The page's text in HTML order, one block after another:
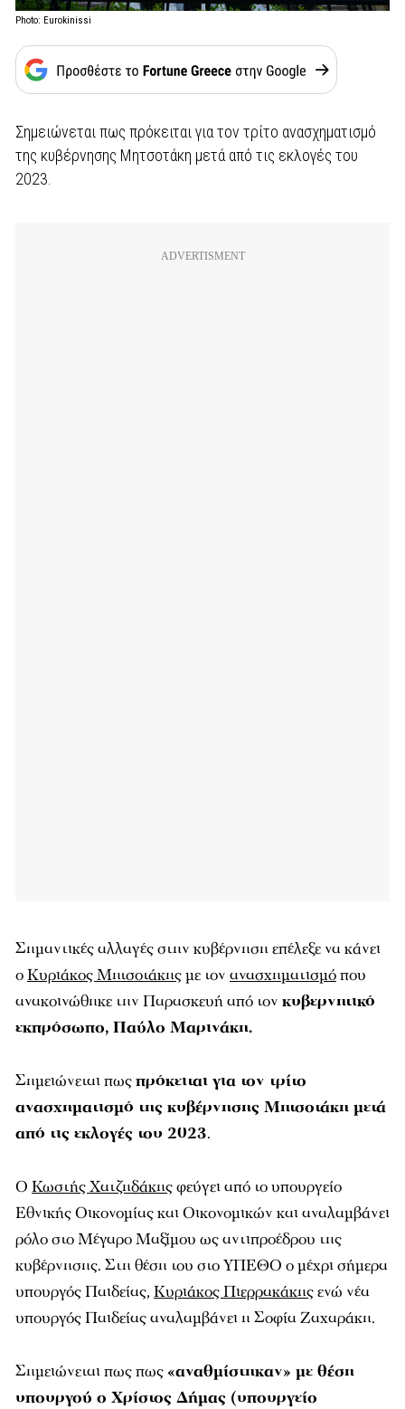
Photo: Eurokinissi
Σημειώνεται πως πρόκειται για τον τρίτο ανασχηματισμό
της κυβέρνησης Μητσοτάκη μετά από τις εκλογές του
2023.
Σημαντικές αλλαγές στην κυβέρνηση επέλεξε να κάνει
οΚυριάκος Μητσοτάκηςμε τον ανασχηματισμόπου
ανακοινώθηκε την Παρασκευή από τον κυβερνητικό
εκπρόσωπο, Παύλο Μαρινάκη.
Σημειώνεται πωςπρόκειται για τον τρίτο
ανασχηματισμό της κυβέρνησης Μητσοτάκη μετά
από τις εκλογές του 2023.
Ο Κωστής Χατζηδάκηςφεύγει από το υπουργείο
Εθνικής Οικονομίας και Οικονομικών και αναλαμβάνει
ρόλο στο Μέγαρο Μαξίμου ως αντιπροέδρου της
κυβέρνησης. Στη θέση του στο ΥΠΕΘΟ ο μέχρι σήμερα
υπουργός Παιδείας, Κυριάκος Πιερρακάκηςενώ νέα
υπουργός Παιδείας αναλαμβάνει η Σοφία Ζαχαράκη.
Σημειώνεται πως πως «αναθμίστηκαν» με θέση
υπουργού ο Χρίστος Δήμας (υπουργείο